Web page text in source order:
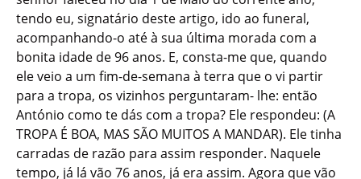
tendo eu, signatário deste artigo, ido ao funeral,
acompanhando-o até à sua última morada com a
bonita idade de 96 anos. E, consta-me que, quando
ele veio a um fim-de-semana à terra que o vi partir
para a tropa, os vizinhos perguntaram- lhe: então
António como te dás com a tropa? Ele respondeu: (A
TROPA É BOA, MAS SÃO MUITOS A MANDAR). Ele tinha
carradas de razão para assim responder. Naquele
tempo, já lá vão 76 anos, já era assim. Agora que vão